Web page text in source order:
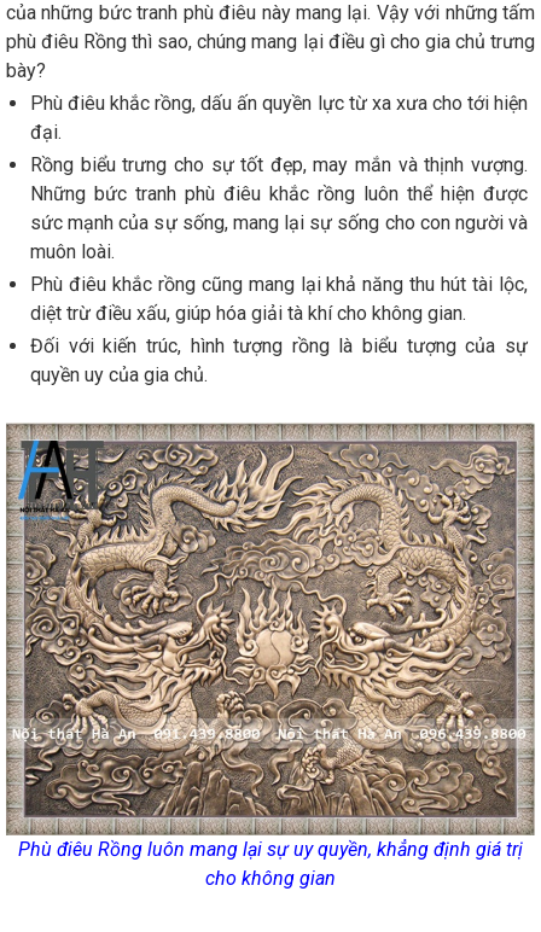
của những bức tranh phù điêu này mang lại. Vậy với những tấm
phù điêu Rồng thì sao, chúng mang lại điều gì cho gia chủ trưng
bày?
Phù điêu khắc rồng, dấu ấn quyền lực từ xa xưa cho tới hiện
đại.
Rồng biểu trưng cho sự tốt đẹp, may mắn và thịnh vượng.
Những bức tranh phù điêu khắc rồng luôn thể hiện được
sức mạnh của sự sống, mang lại sự sống cho con người và
muôn loài.
Phù điêu khắc rồng cũng mang lại khả năng thu hút tài lộc,
diệt trừ điều xấu, giúp hóa giải tà khí cho không gian.
Đối với kiến trúc, hình tượng rồng là biểu tượng của sự
quyền uy của gia chủ.
Phù điêu Rồng luôn mang lại sự uy quyền, khẳng định giá trị
cho không gian